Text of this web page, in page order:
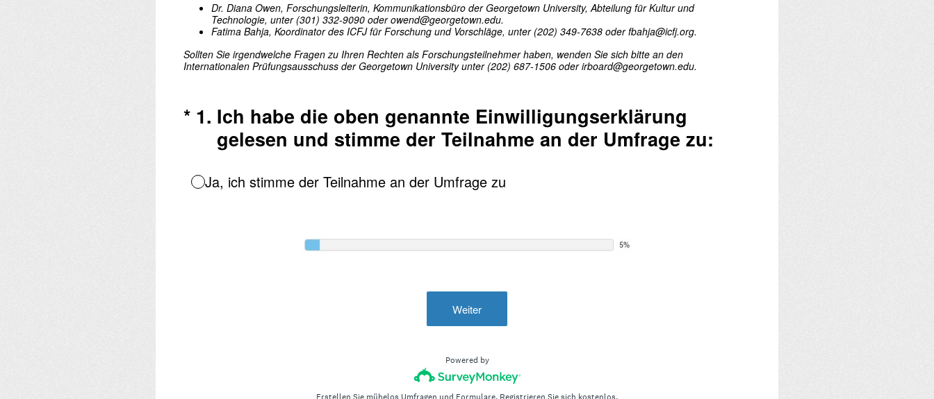
Dr. Diana Owen, Forschungsleiterin, Kommunikationsbüro der Georgetown University, Abteilung für Kultur und
Technologie, unter (301) 332-9090 oder owend@georgetown.edu.
Fatima Bahja, Koordinator des ICFJ für Forschung und Vorschläge, unter (202) 349-7638 oder fbahja@icfj.org.
Sollten Sie irgendwelche Fragen zu Ihren Rechten als Forschungsteilnehmer haben, wenden Sie sich bitte an den
Internationalen Prüfungsausschuss der Georgetown University unter (202) 687-1506 oder irboard@georgetown.edu.
* 1. Ich habe die oben genannte Einwilligungserklärung
gelesen und stimme der Teilnahme an der Umfrage zu:
(Erforderlich.)
Ja, ich stimme der Teilnahme an der Umfrage zu
Weiter
Powered by